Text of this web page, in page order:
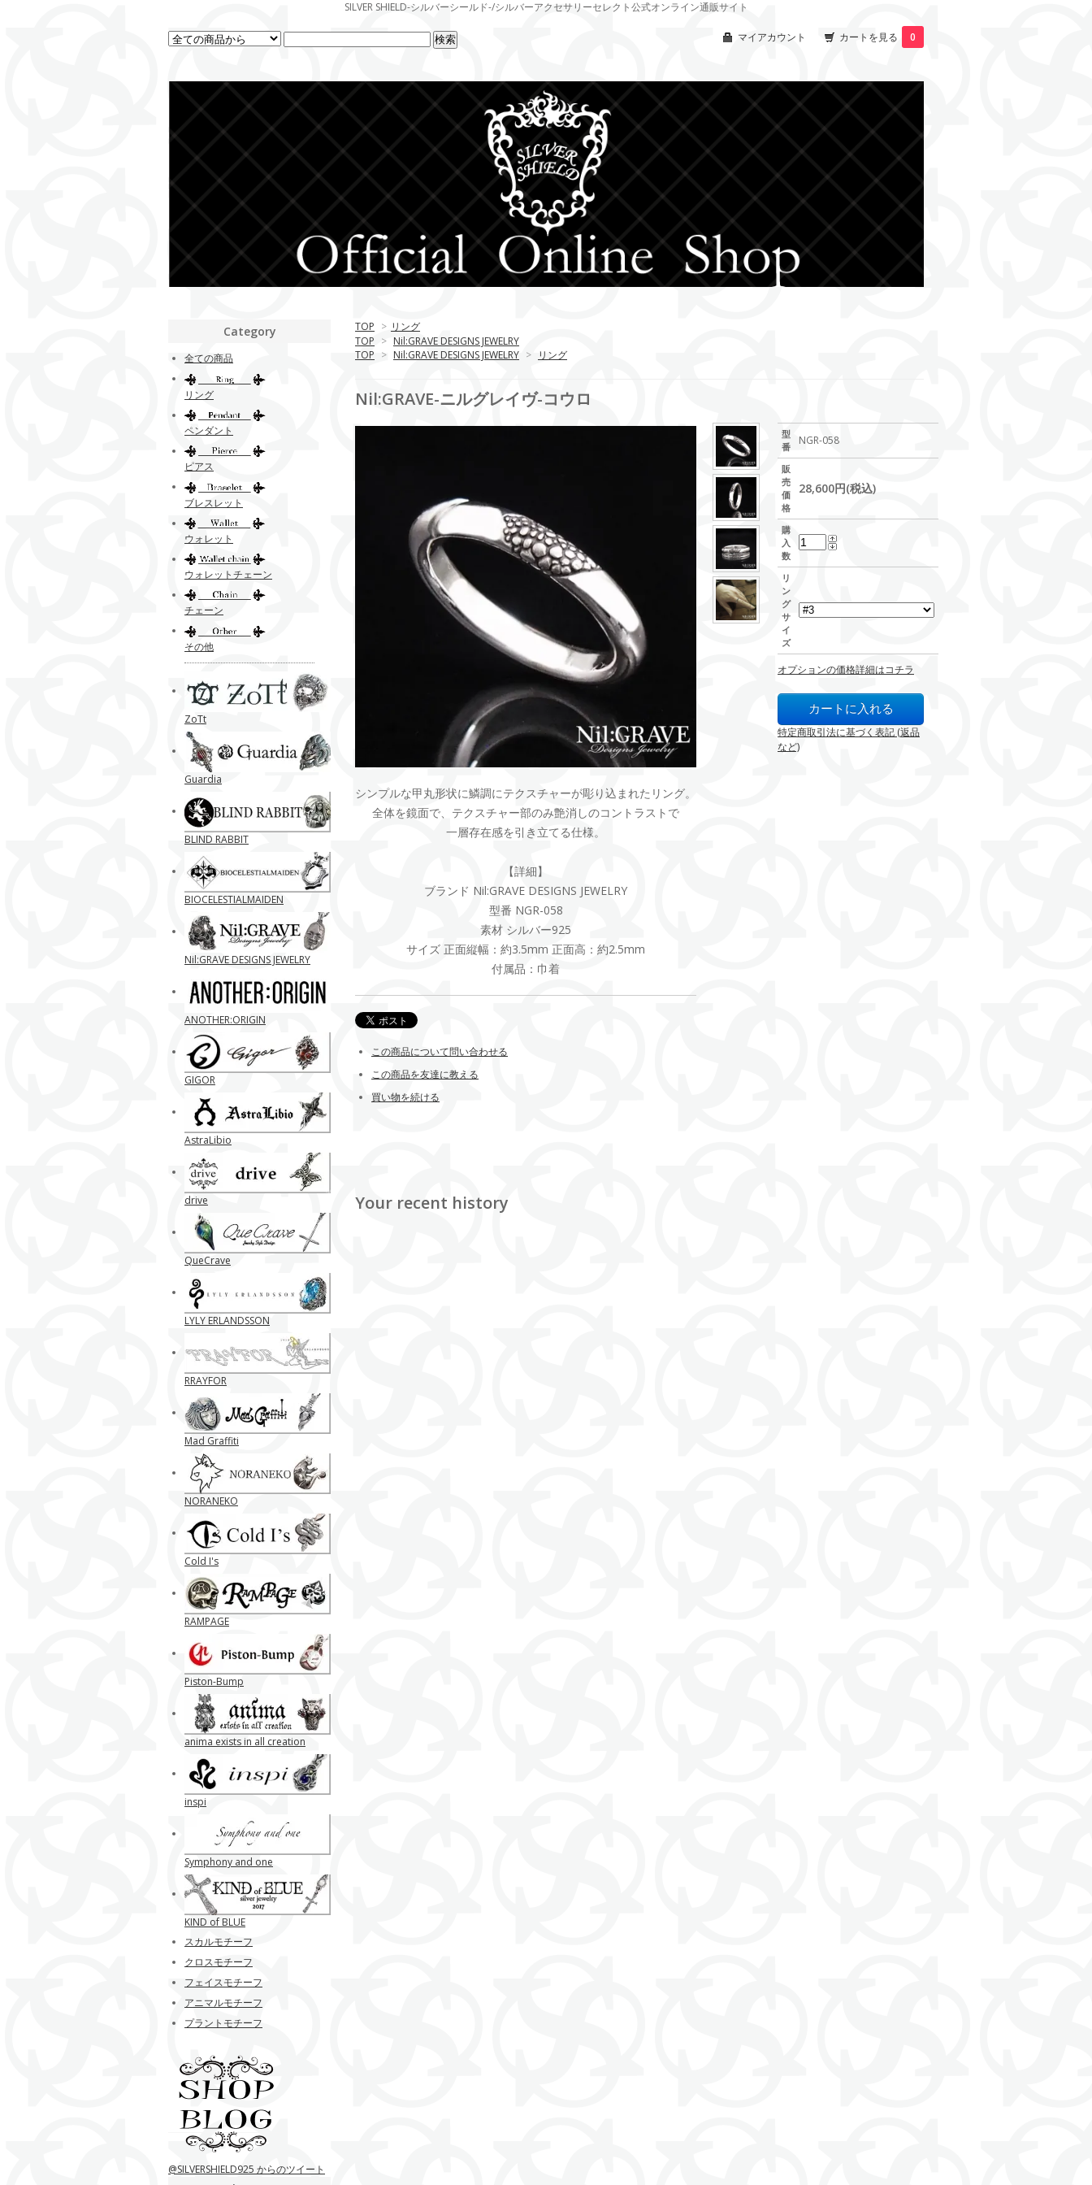
SILVER SHIELD-シルバーシールド-/シルバーアクセサリーセレクト公式オンライン通販サイト
マイアカウント カートを見る 0
TOP > リング
TOP > Nil:GRAVE DESIGNS JEWELRY
TOP > Nil:GRAVE DESIGNS JEWELRY > リング
Nil:GRAVE-ニルグレイヴ-コウロ
型
番
NGR-058
販
売
価
格
28,600円(税込)
購
入
数
リ
ン
グ
サ
イ
ズ
オプションの価格詳細はコチラ
特定商取引法に基づく表記 (返品
など)
シンプルな甲丸形状に鱗調にテクスチャーが彫り込まれたリング。
全体を鏡面で、テクスチャー部のみ艶消しのコントラストで
一層存在感を引き立てる仕様。
【詳細】
ブランド Nil:GRAVE DESIGNS JEWELRY
型番 NGR-058
素材 シルバー925
サイズ 正面縦幅：約3.5mm 正面高：約2.5mm
付属品：巾着
この商品について問い合わせる
この商品を友達に教える
買い物を続ける
Your recent history
Category
全ての商品
リング
ペンダント
ピアス
ブレスレット
ウォレット
ウォレットチェーン
チェーン
その他
ZoTt
Guardia
BLIND RABBIT
BIOCELESTIALMAIDEN
Nil:GRAVE DESIGNS JEWELRY
ANOTHER:ORIGIN
GIGOR
AstraLibio
drive
QueCrave
LYLY ERLANDSSON
RRAYFOR
Mad Graffiti
NORANEKO
Cold I's
RAMPAGE
Piston-Bump
anima exists in all creation
inspi
Symphony and one
KIND of BLUE
スカルモチーフ
クロスモチーフ
フェイスモチーフ
アニマルモチーフ
プラントモチーフ
@SILVERSHIELD925 からのツイート